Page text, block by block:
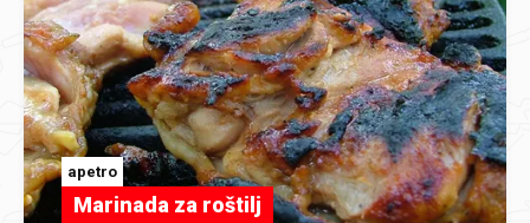
apetro
Marinada za roštilj